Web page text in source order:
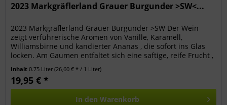
2023 Markgräflerland Grauer Burgunder >SW<...
2023 Markgräflerland Grauer Burgunder >SW Der Wein
zeigt verführerische Aromen von Vanille, Karamell,
Williamsbirne und kandierter Ananas , die sofort ins Glas
locken. Am Gaumen entfaltet sich eine saftige, reife Frucht ,
Inhalt0.75 Liter(26,60 € * / 1 Liter)
19,95 € *
In den Warenkorb